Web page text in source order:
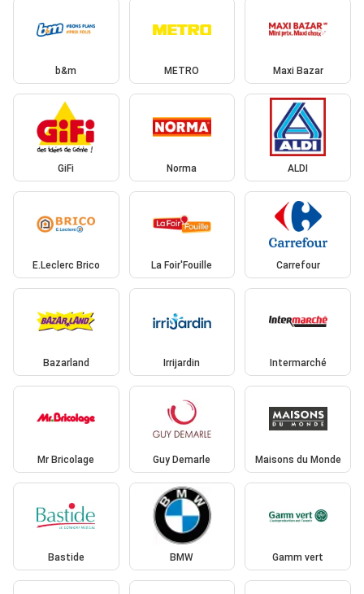
b&m METRO Maxi Bazar
GiFi Norma ALDI
E.Leclerc Brico La Foir'Fouille Carrefour
Bazarland Irrijardin Intermarché
Mr Bricolage Guy Demarle Maisons du Monde
Bastide BMW Gamm vert